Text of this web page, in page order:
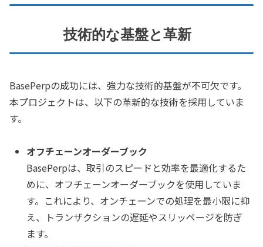
技術的な基盤と革新
BasePerpの成功には、強力な技術的基盤が不可欠です。
本プロジェクトは、以下の革新的な技術を採用していま
す。
オフチェーンオーダーブック
BasePerpは、取引のスピードと効率を最適化するた
めに、オフチェーンオーダーブックを使用していま
す。これにより、オンチェーンでの処理を最小限に抑
え、トランザクションの遅延やスリッページを防ぎ
ます。